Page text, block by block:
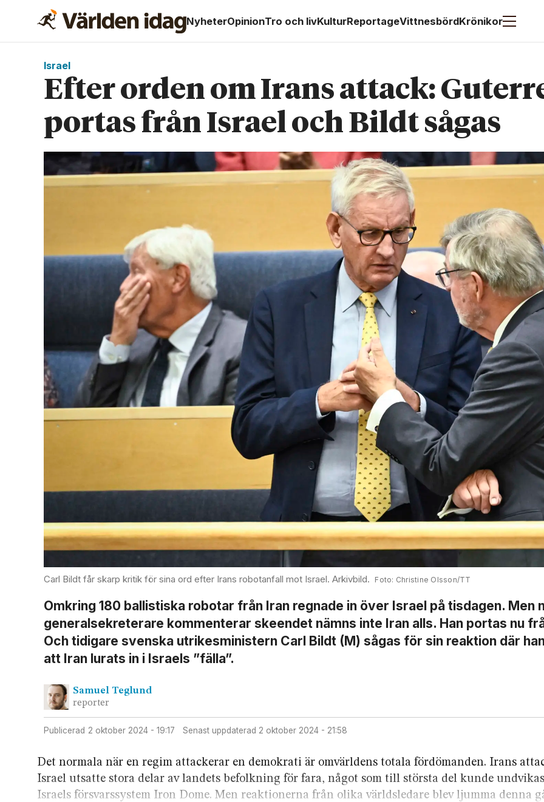
NyheterOpinionTro och livKulturReportageVittnesbördKrönikor
Israel
Efter orden om Irans attack:
portas från Israel och Bildt sågas
Carl Bildt får skarp kritik för sina ord efter Irans robotanfall mot Israel. Arkivbild. Christine Olsson/TT
Omkring 180 ballistiska robotar från Iran regnade in över Israel på tisdagen. Men
general­sekreterare kommenterar skeendet nämns inte Iran alls. Han portas nu
Och tidigare svenska utrikesministern Carl Bildt (M) sågas för sin reaktion där
att Iran lurats in i Israels ”fälla”.
Samuel Teglund
reporter
Publicerad 2 oktober 2024 - 19:17 Senast uppdaterad 2 oktober 2024 - 21:58
Det normala när en regim attackerar en demokrati är omvärldens totala fördömanden. Irans
Israel utsatte stora delar av landets befolkning för fara, något som till största del kunde
Israels försvars­system Iron Dome. Men reaktionerna från olika världsledare blev ljumma denna